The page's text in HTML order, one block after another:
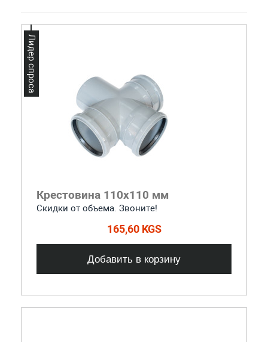
Крестовина 110x110 мм
Скидки от объема. Звоните!
165,60 KGS
Добавить в корзину
Лидер спроса